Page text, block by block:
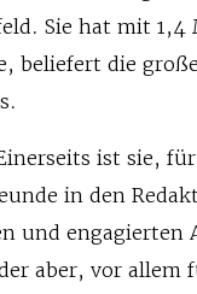
Sie hat mit
beliefert die
ist sie,
in den
und engagierten
aber, vor allem